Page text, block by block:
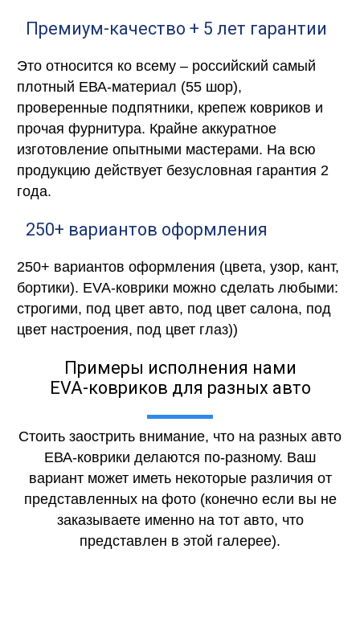
Премиум-качество + 5 лет гарантии
Это относится ко всему – российский самый
плотный ЕВА-материал (55 шор),
проверенные подпятники, крепеж ковриков и
прочая фурнитура. Крайне аккуратное
изготовление опытными мастерами. На всю
продукцию действует безусловная гарантия 2
года.
250+ вариантов оформления
250+ вариантов оформления (цвета, узор, кант,
бортики). EVA-коврики можно сделать любыми:
строгими, под цвет авто, под цвет салона, под
цвет настроения, под цвет глаз))
Примеры исполнения нами
EVA-ковриков для разных авто
Стоить заострить внимание, что на разных авто
ЕВА-коврики делаются по-разному. Ваш
вариант может иметь некоторые различия от
представленных на фото (конечно если вы не
заказываете именно на тот авто, что
представлен в этой галерее).